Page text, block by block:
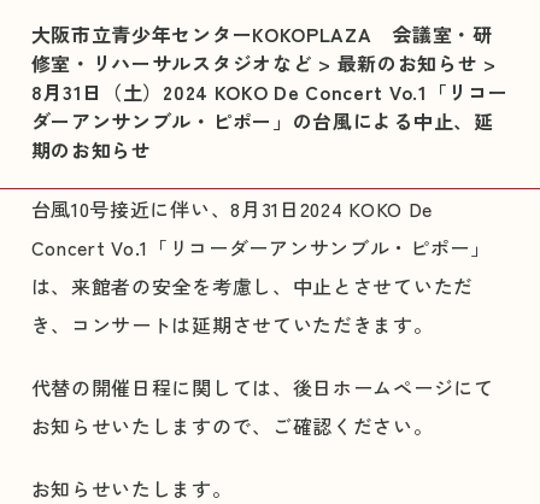
大阪市立青少年センターKOKOPLAZA 会議室・研
修室・リハーサルスタジオなど > 最新のお知らせ >
8月31日（土）2024 KOKO De Concert Vo.1「リコー
ダーアンサンブル・ピポー」の台風による中止、延
期のお知らせ
台風10号接近に伴い、8月31日2024 KOKO De
Concert Vo.1「リコーダーアンサンブル・ピポー」
は、来館者の安全を考慮し、中止とさせていただ
き、コンサートは延期させていただきます。
代替の開催日程に関しては、後日ホームページにて
お知らせいたしますので、ご確認ください。
お知らせいたします。